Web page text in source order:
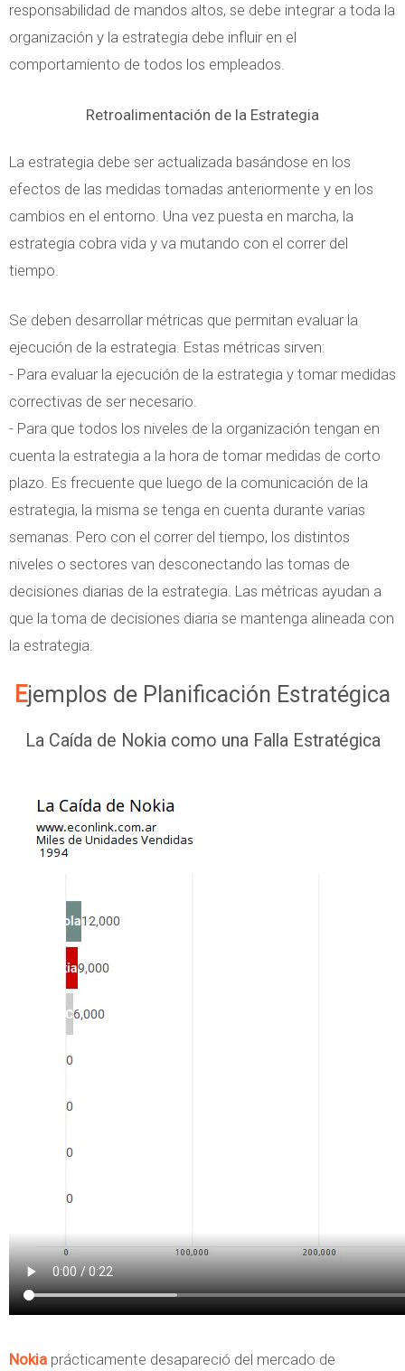
responsabilidad de mandos altos, se debe integrar a toda la
organización y la estrategia debe influir en el
comportamiento de todos los empleados.
Retroalimentación de la Estrategia
La estrategia debe ser actualizada basándose en los
efectos de las medidas tomadas anteriormente y en los
cambios en el entorno. Una vez puesta en marcha, la
estrategia cobra vida y va mutando con el correr del
tiempo.
Se deben desarrollar métricas que permitan evaluar la
ejecución de la estrategia. Estas métricas sirven:
- Para evaluar la ejecución de la estrategia y tomar medidas
correctivas de ser necesario.
- Para que todos los niveles de la organización tengan en
cuenta la estrategia a la hora de tomar medidas de corto
plazo. Es frecuente que luego de la comunicación de la
estrategia, la misma se tenga en cuenta durante varias
semanas. Pero con el correr del tiempo, los distintos
niveles o sectores van desconectando las tomas de
decisiones diarias de la estrategia. Las métricas ayudan a
que la toma de decisiones diaria se mantenga alineada con
la estrategia.
Ejemplos de Planificación Estratégica
La Caída de Nokia como una Falla Estratégica
Nokia prácticamente desapareció del mercado de